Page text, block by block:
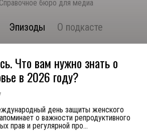
Справочное бюро для медиа
Эпизоды О подкасте
Что вам нужно знать о
в 2026 году?
день защиты женского
о важности репродуктивного
прав и регулярной про...